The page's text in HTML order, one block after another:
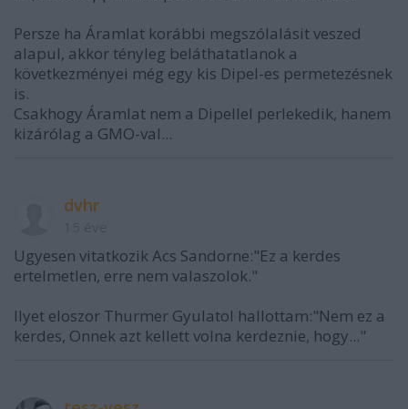
Persze ha Áramlat korábbi megszólalásit veszed
alapul, akkor tényleg beláthatatlanok a
következményei még egy kis Dipel-es permetezésnek
is.
Csakhogy Áramlat nem a Dipellel perlekedik, hanem
kizárólag a GMO-val...
dvhr
Ugyesen vitatkozik Acs Sandorne:"Ez a kerdes
ertelmetlen, erre nem valaszolok."
Ilyet eloszor Thurmer Gyulatol hallottam:"Nem ez a
kerdes, Onnek azt kellett volna kerdeznie, hogy..."